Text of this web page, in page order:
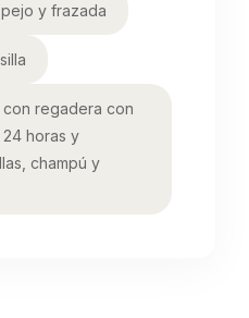
y frazada
regadera con
horas y
champú y